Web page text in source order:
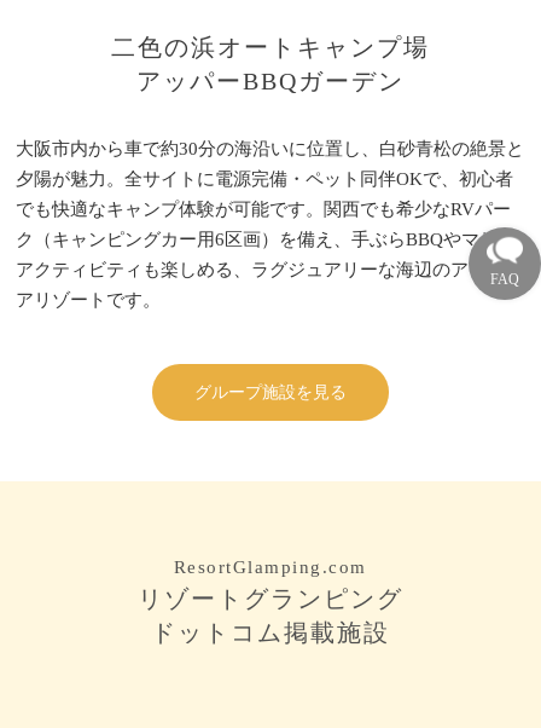
二色の浜オートキャンプ場
アッパーBBQガーデン
大阪市内から車で約30分の海沿いに位置し、白砂青松の絶景と
夕陽が魅力。全サイトに電源完備・ペット同伴OKで、初心者
でも快適なキャンプ体験が可能です。関西でも希少なRVパー
ク（キャンピングカー用6区画）を備え、手ぶらBBQやマリン
アクティビティも楽しめる、ラグジュアリーな海辺のアウトド
アリゾートです。
グループ施設を見る
ResortGlamping.com
リゾートグランピング
ドットコム掲載施設